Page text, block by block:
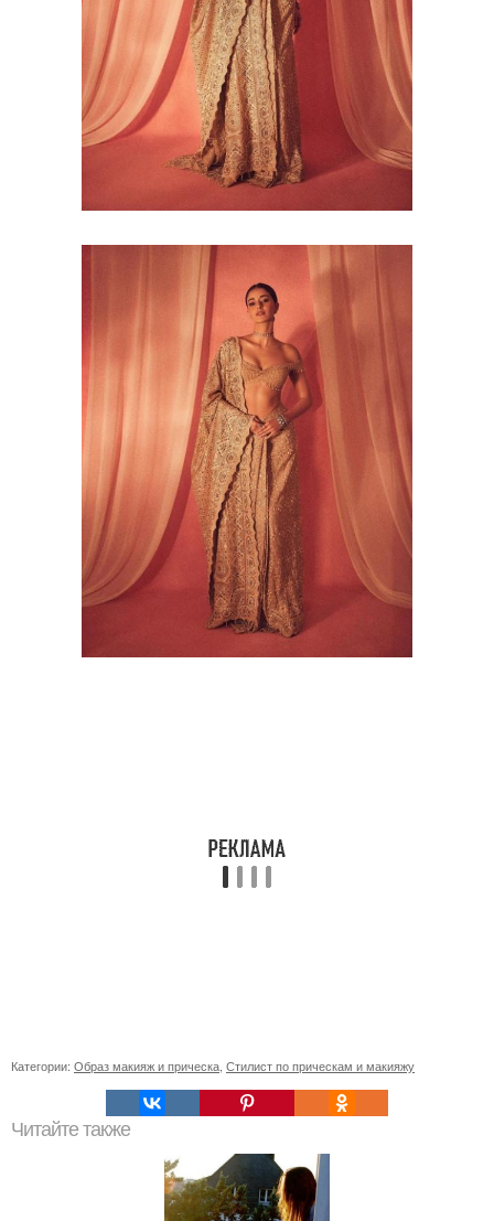
Категории: Образ макияж и прическа Стилист по прическам и макияжу
Читайте также